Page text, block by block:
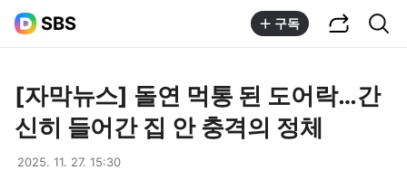
SBS 구독
[자막뉴스] 돌연 먹통 된 도어락…간
신히 들어간 집 안 충격의 정체
2025. 11. 27. 15:30